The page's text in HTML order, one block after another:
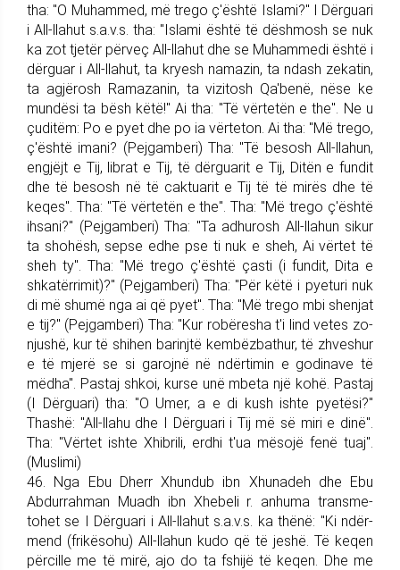
tha: "O Muhammed, më trego ç'është Islami?" I Dër­gu­a­ri
i All-llahut s.a.v.s. tha: "Islami është të dëshmosh se nuk
ka zot tjetër përveç All-llahut dhe se Muham­medi është i
dërguar i All-llahut, ta kryesh namazin, ta ndash zekatin,
ta agjërosh Ramazanin, ta vizitosh Qa'benë, nëse ke
mundësi ta bësh këtë!" Ai tha: "Të vërtetën e the". Ne u
çuditëm: Po e pyet dhe po ia vërteton. Ai tha: "Më trego,
ç'është imani? (Pej­gam­be­ri) Tha: "Të besosh All-llahun,
engjëjt e Tij, librat e Tij, të dër­guarit e Tij, Ditën e fundit
dhe të besosh në të caktuarit e Tij të të mirës dhe të
keqes". Tha: "Të vërtetën e the". Tha: "Më trego ç'është
ihsani?" (Pej­gam­be­ri) Tha: "Ta adhurosh All-llahun sikur
ta shohësh, sepse edhe pse ti nuk e sheh, Ai vërtet të
sheh ty". Tha: "Më trego ç'është çasti (i fundit, Dita e
shka­të­rri­mit)?" (Pej­gam­be­ri) Tha: "Për këtë i pyeturi nuk
di më shumë nga ai që pyet". Tha: "Më trego mbi shenjat
e tij?" (Pej­gam­be­ri) Tha: "Kur robëre­sha t'i lind vetes zo­
njushë, kur të shihen barinjtë kem­bëzbathur, të zhveshur
e të mjerë se si garojnë në ndërtimin e godi­nave të
mëdha". Pastaj shkoi, kurse unë mbeta një kohë. Pastaj
(I Dërguari) tha: "O Umer, a e di kush ishte pyetësi?"
Thashë: "All-llahu dhe I Dërguari i Tij më së miri e dinë".
Tha: "Vër­tet ishte Xhibrili, erdhi t'ua mësojë fenë tuaj".
(Muslimi)
46. Nga Ebu Dherr Xhundub ibn Xhunadeh dhe Ebu
Abdurrahman Muadh ibn Xhebeli r. anhuma trans­me­
tohet se I Dërguari i All-llahut s.a.v.s. ka thënë: "Ki ndër­
mend (frikësohu) All-llahun kudo që të jeshë. Të keqen
përcille me të mirë, ajo do ta fshijë të keqen. Dhe me